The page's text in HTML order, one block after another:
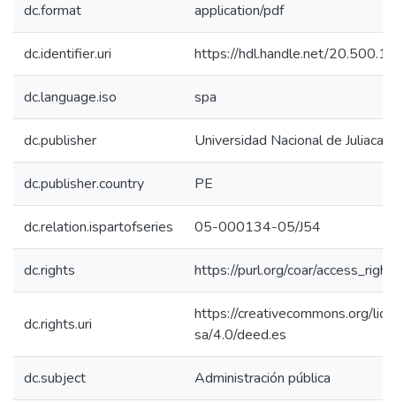
dc.format application/pdf
dc.identifier.uri https://hdl.handle.net/
dc.language.iso spa
dc.publisher Universidad Nacional de Juliaca
dc.publisher.country PE
dc.relation.ispartofseries 05-000134-05/J54
dc.rights https://purl.org/coar/
dc.rights.uri
https://creativecommons.org/
sa/4.0/deed.es
dc.subject Administración pública